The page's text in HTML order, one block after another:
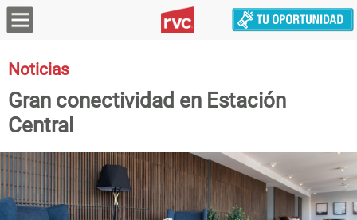
Noticias
Gran conectividad en Estación
Central